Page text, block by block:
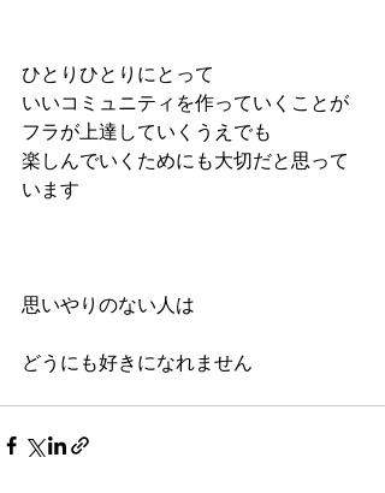
ひとりひとりにとって
いいコミュニティを作っていくことが
フラが上達していくうえでも
楽しんでいくためにも大切だと思って
います
思いやりのない人は
どうにも好きになれません